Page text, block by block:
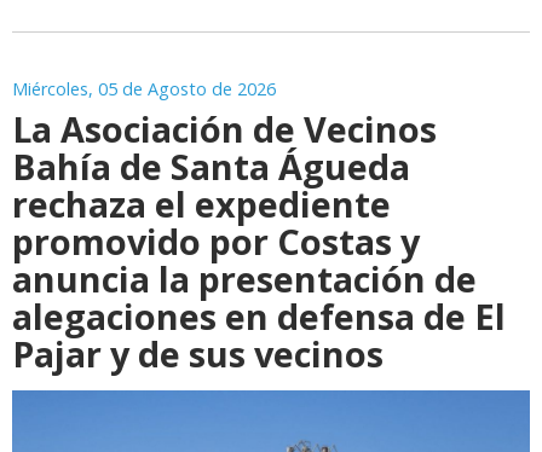
Miércoles, 05 de Agosto de 2026
La Asociación de Vecinos
Bahía de Santa Águeda
rechaza el expediente
promovido por Costas y
anuncia la presentación de
alegaciones en defensa de El
Pajar y de sus vecinos